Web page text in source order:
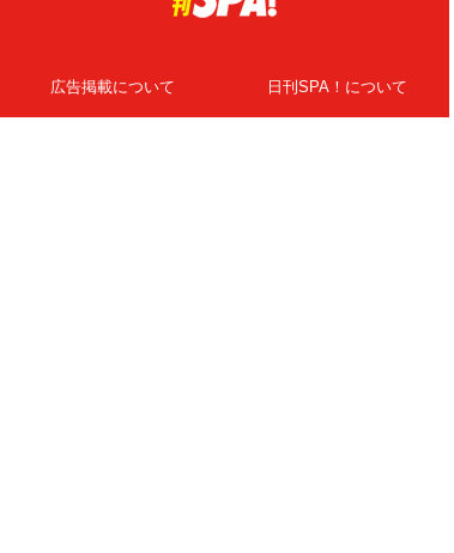
広告掲載について 日刊SPA！について